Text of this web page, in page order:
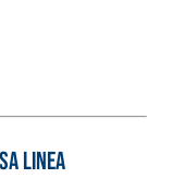
linea